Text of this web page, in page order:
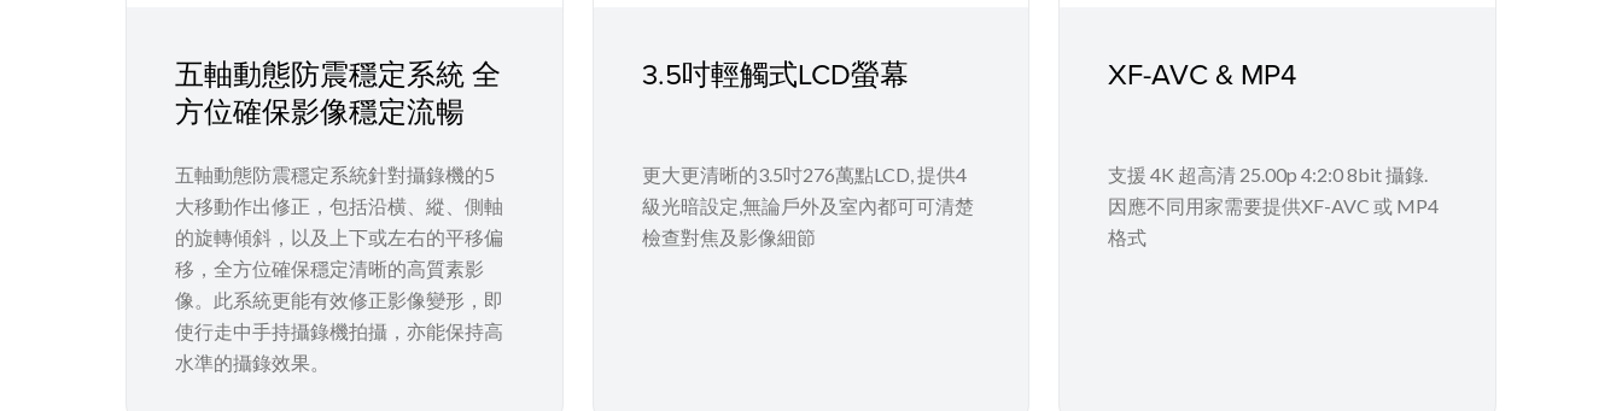
五軸動態防震穩定系統 全
方位確保影像穩定流暢
五軸動態防震穩定系統針對攝錄機的5
大移動作出修正，包括沿横、縱、側軸
的旋轉傾斜，以及上下或左右的平移偏
移，全方位確保穩定清晰的高質素影
像。此系統更能有效修正影像變形，即
使行走中手持攝錄機拍攝，亦能保持高
水準的攝錄效果。
3.5吋輕觸式LCD螢幕
更大更清晰的3.5吋276萬點LCD, 提供4
級光暗設定,無論戶外及室內都可可清楚
檢查對焦及影像細節
XF-AVC & MP4
支援 4K 超高清 25.00p 4:2:0 8bit 攝錄.
因應不同用家需要提供XF-AVC 或 MP4
格式